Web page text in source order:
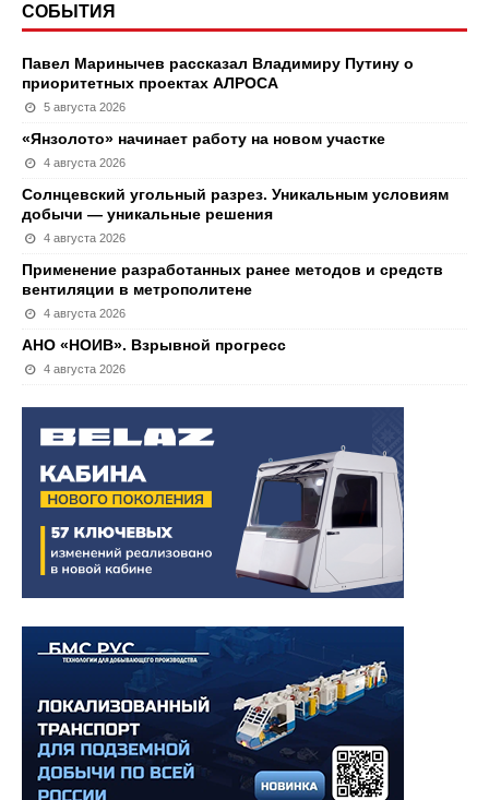
СОБЫТИЯ
Павел Маринычев рассказал Владимиру Путину о
приоритетных проектах АЛРОСА
5 августа 2026
«Янзолото» начинает работу на новом участке
4 августа 2026
Солнцевский угольный разрез. Уникальным условиям
добычи — уникальные решения
4 августа 2026
Применение разработанных ранее методов и средств
вентиляции в метрополитене
4 августа 2026
АНО «НОИВ». Взрывной прогресс
4 августа 2026